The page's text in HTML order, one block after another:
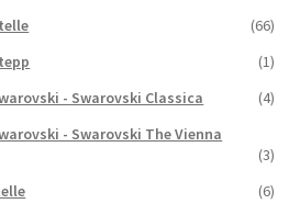
(66)
(1)
- Swarovski Classica
(4)
- Swarovski The Vienna
(3)
(6)